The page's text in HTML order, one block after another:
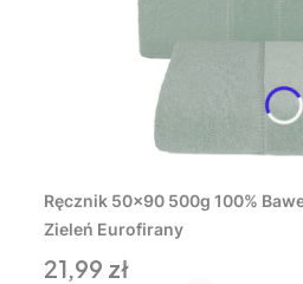
Do koszyka
Ręcznik 50x90 500g 100%
Zieleń Eurofirany
Cena
21,99 zł